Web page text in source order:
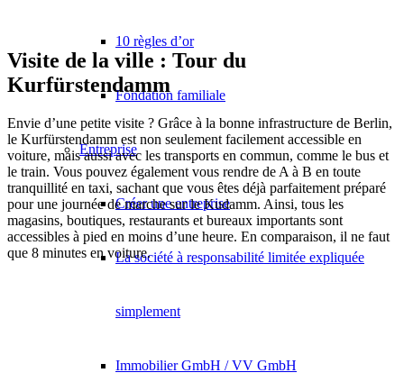
10 règles d’or
Fondation familiale
Entreprise
Créer une entreprise
La société à responsabilité limitée expliquée
simplement
Immobilier GmbH / VV GmbH
Visite de la ville : Tour du
Kurfürstendamm
Envie d’une petite visite ? Grâce à la bonne infrastructure de Berlin,
le Kurfürstendamm est non seulement facilement accessible en
voiture, mais aussi avec les transports en commun, comme le bus et
le train. Vous pouvez également vous rendre de A à B en toute
tranquillité en taxi, sachant que vous êtes déjà parfaitement préparé
pour une journée de marche sur le Kudamm. Ainsi, tous les
magasins, boutiques, restaurants et bureaux importants sont
accessibles à pied en moins d’une heure. En comparaison, il ne faut
que 8 minutes en voiture.